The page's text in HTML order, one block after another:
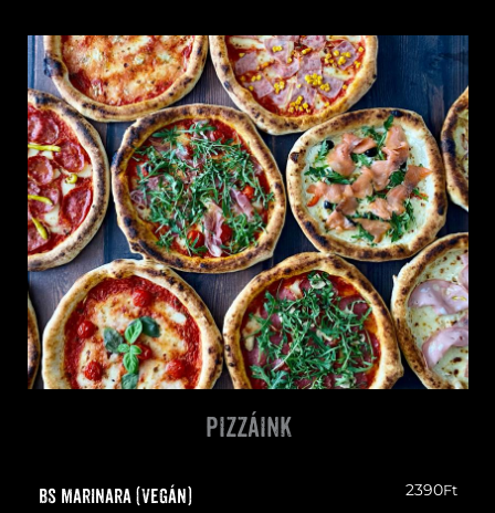
pizzáink
BS Marinara (vegán) 2390Ft